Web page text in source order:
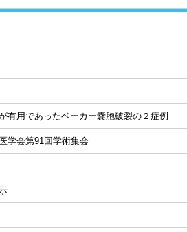
有用であったベーカー嚢胞破裂の２症例
学会第91回学術集会